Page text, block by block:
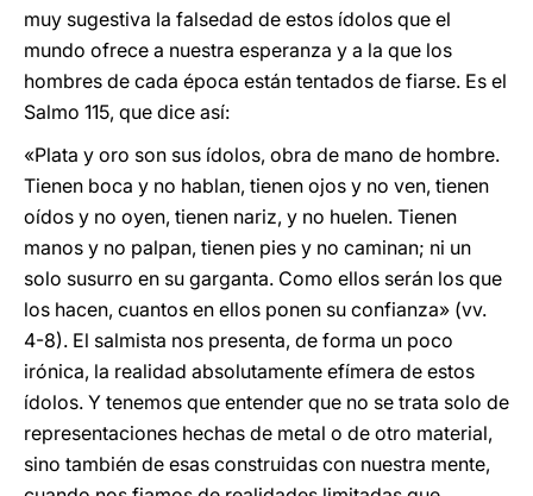
muy sugestiva la falsedad de estos ídolos que el
mundo ofrece a nuestra esperanza y a la que los
hombres de cada época están tentados de fiarse. Es el
Salmo 115, que dice así:
«Plata y oro son sus ídolos, obra de mano de hombre.
Tienen boca y no hablan, tienen ojos y no ven, tienen
oídos y no oyen, tienen nariz, y no huelen. Tienen
manos y no palpan, tienen pies y no caminan; ni un
solo susurro en su garganta. Como ellos serán los que
los hacen, cuantos en ellos ponen su confianza» (vv.
4-8). El salmista nos presenta, de forma un poco
irónica, la realidad absolutamente efímera de estos
ídolos. Y tenemos que entender que no se trata solo de
representaciones hechas de metal o de otro material,
sino también de esas construidas con nuestra mente,